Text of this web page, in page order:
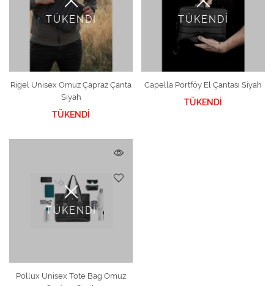
TÜKENDİ
Rigel Unisex Omuz Çapraz Çanta
Siyah
TÜKENDİ
TÜKENDİ
Capella Portföy El Çantası Siyah
TÜKENDİ
TÜKENDİ
Pollux Unisex Tote Bag Omuz